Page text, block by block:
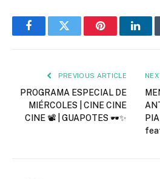
FacebookTwitter Pinterest
PREVIOUS ARTICLE
PROGRAMA ESPECIAL DE
MIÉRCOLES | CINE CINE
CINE 📽️ | GUAPOTES 🕶️✨